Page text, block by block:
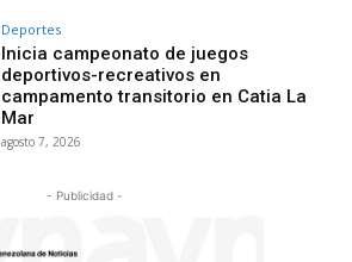
Deportes
Inicia campeonato de juegos
deportivos-recreativos en
campamento transitorio en Catia La
Mar
agosto 7, 2026
- Publicidad -